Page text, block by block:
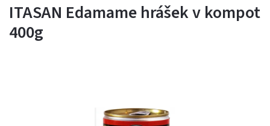
ITASAN Edamame hrášek v kompot
400g